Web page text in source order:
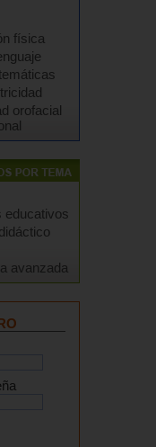
física
orofacial
educativos
avanzada